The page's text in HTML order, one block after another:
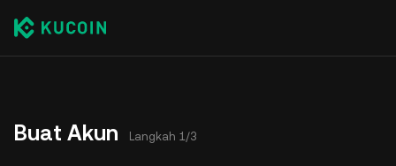
Buat Akun Langkah 1/3